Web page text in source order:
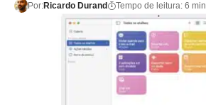
Por:Ricardo Durand Tempo de leitura: 6 min